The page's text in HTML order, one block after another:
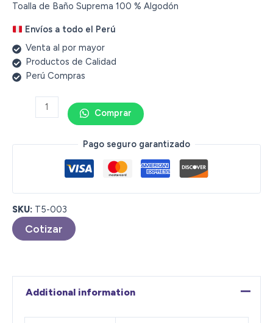
Toalla de Baño Suprema 100 % Algodón
Envíos a todo el Perú
Venta al por mayor
Productos de Calidad
Perú Compras
Comprar
Pago seguro garantizado
SKU: T5-003
Cotizar
Additional information